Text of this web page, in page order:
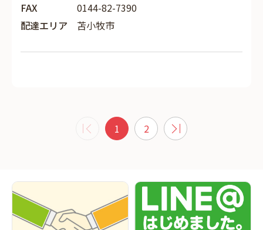
FAX
0144-82-7390
配達エリア
苫小牧市
1 2